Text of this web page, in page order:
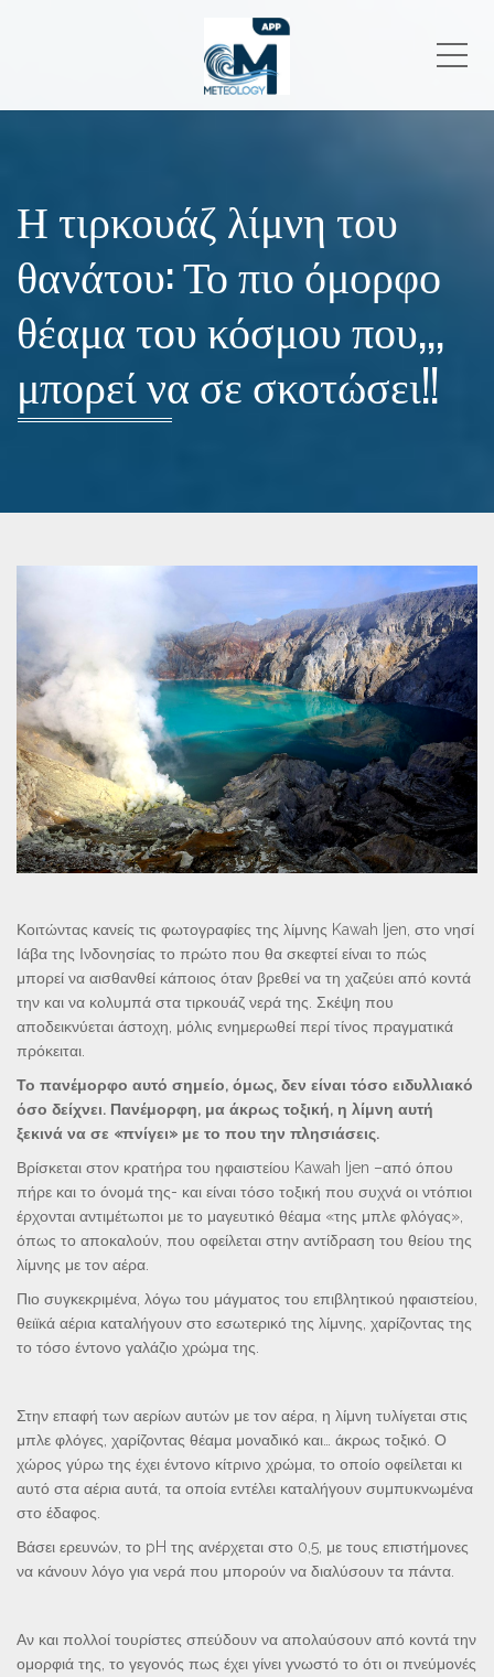
Η τιρκουάζ λίμνη του
θανάτου: Το πιο όμορφο
θέαμα του κόσμου που,,,
μπορεί να σε σκοτώσει!!
Κοιτώντας κανείς τις φωτογραφίες της λίμνης Kawah Ijen, στο νησί
Ιάβα της Ινδονησίας το πρώτο που θα σκεφτεί είναι το πώς
μπορεί να αισθανθεί κάποιος όταν βρεθεί να τη χαζεύει από κοντά
την και να κολυμπά στα τιρκουάζ νερά της. Σκέψη που
αποδεικνύεται άστοχη, μόλις ενημερωθεί περί τίνος πραγματικά
πρόκειται.
Το πανέμορφο αυτό σημείο, όμως, δεν είναι τόσο ειδυλλιακό
όσο δείχνει. Πανέμορφη, μα άκρως τοξική, η λίμνη αυτή
ξεκινά να σε «πνίγει» με το που την πλησιάσεις.
Βρίσκεται στον κρατήρα του ηφαιστείου Kawah Ijen –από όπου
πήρε και το όνομά της- και είναι τόσο τοξική που συχνά οι ντόπιοι
έρχονται αντιμέτωποι με το μαγευτικό θέαμα «της μπλε φλόγας»,
όπως το αποκαλούν, που οφείλεται στην αντίδραση του θείου της
λίμνης με τον αέρα.
Πιο συγκεκριμένα, λόγω του μάγματος του επιβλητικού ηφαιστείου,
θειϊκά αέρια καταλήγουν στο εσωτερικό της λίμνης, χαρίζοντας της
το τόσο έντονο γαλάζιο χρώμα της.
Στην επαφή των αερίων αυτών με τον αέρα, η λίμνη τυλίγεται στις
μπλε φλόγες, χαρίζοντας θέαμα μοναδικό και… άκρως τοξικό. Ο
χώρος γύρω της έχει έντονο κίτρινο χρώμα, το οποίο οφείλεται κι
αυτό στα αέρια αυτά, τα οποία εντέλει καταλήγουν συμπυκνωμένα
στο έδαφος.
Βάσει ερευνών, το pH της ανέρχεται στο 0,5, με τους επιστήμονες
να κάνουν λόγο για νερά που μπορούν να διαλύσουν τα πάντα.
Αν και πολλοί τουρίστες σπεύδουν να απολαύσουν από κοντά την
ομορφιά της, το γεγονός πως έχει γίνει γνωστό το ότι οι πνεύμονές